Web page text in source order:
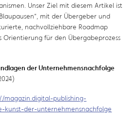
Unser Ziel mit diesem Artikel ist
mit der Übergeber und
nachvollziehbare Roadmap
Orientierung für den Übergabeprozess
der Unternehmensnachfolge
magazin.digital-publishing-
kunst-der-unternehmensnachfolge